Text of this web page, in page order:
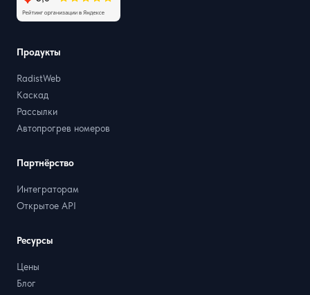
Продукты
RadistWeb
Каскад
Рассылки
Автопрогрев номеров
Партнёрство
Интеграторам
Открытое API
Ресурсы
Цены
Блог